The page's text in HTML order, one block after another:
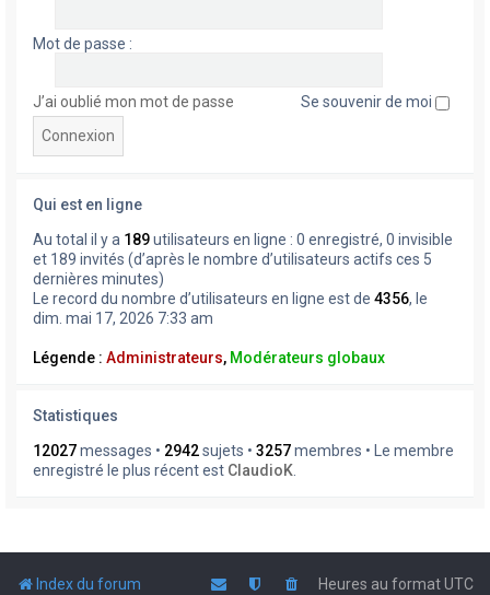
Mot de passe :
J’ai oublié mon mot de passe Se souvenir de moi
Qui est en ligne
Au total il y a 189utilisateurs en ligne : 0 enregistré, 0 invisible
et 189 invités (d’après le nombre d’utilisateurs actifs ces 5
dernières minutes)
Le record du nombre d’utilisateurs en ligne est de 4356, le
dim. mai 17, 2026 7:33 am
Légende : Administrateurs, Modérateurs globaux
Statistiques
12027messages • 2942sujets • 3257membres • Le membre
enregistré le plus récent est ClaudioK
Index du forum Heures au formatUTC